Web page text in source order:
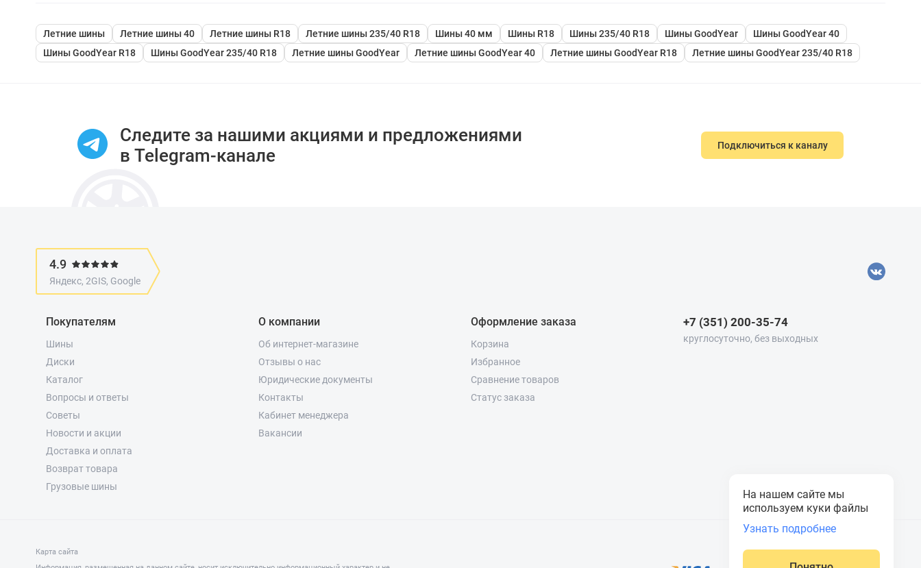
Летние шины Летние шины 40 Летние шины R18 Летние шины 235/40 R18 Шины 40 мм Шины R18 Шины 235/40 R18 Шины GoodYear
Шины GoodYear 40
Шины GoodYear R18
Шины GoodYear 235/40 R18 Летние шины GoodYear Летние шины GoodYear 40 Летние шины GoodYear R18 Летние шины GoodYear 235/40 R18
Следите за нашими акциями и предложениями
в Telegram-канале
Подключиться к каналу
4.9
Яндекс, 2GIS, Google
Покупателям
Шины
Диски
Каталог
Вопросы и ответы
Советы
Новости и акции
Доставка и оплата
Возврат товара
Грузовые шины
О компании
Об интернет-магазине
Отзывы о нас
Юридические документы
Контакты
Кабинет менеджера
Вакансии
Оформление заказа
Корзина
Избранное
Сравнение товаров
Статус заказа
+7 (351) 200-35-74
круглосуточно, без выходных
Карта сайта
На нашем сайте мы
используем куки файлы
Узнать подробнее